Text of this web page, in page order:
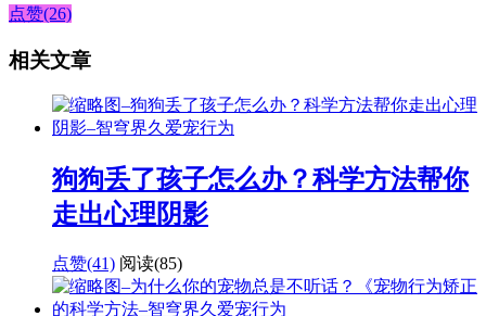
点赞(26)
相关文章
狗狗丢了孩子怎么办？科学方法帮你
走出心理阴影
点赞(41) 阅读(85)